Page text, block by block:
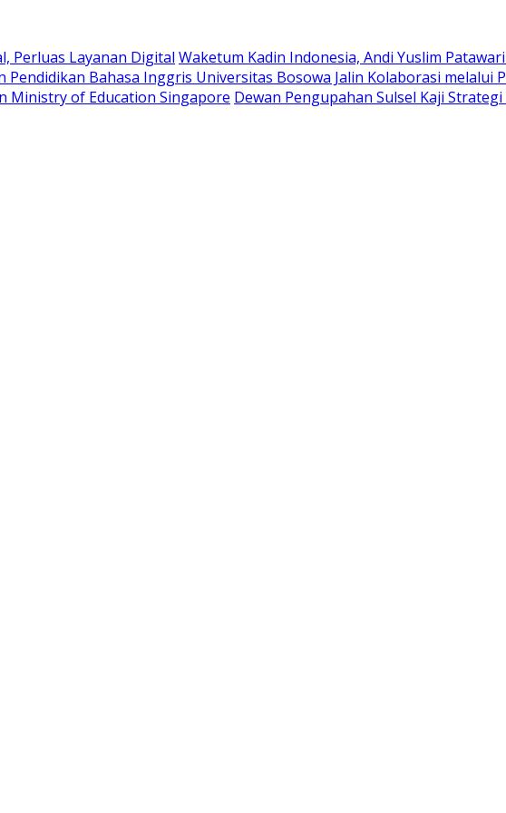
Perluas Layanan Digital Waketum Kadin Indonesia, Andi Yuslim
Pendidikan Bahasa Inggris Universitas Bosowa Jalin Kolaborasi melalui
Ministry of Education Singapore Dewan Pengupahan Sulsel Kaji